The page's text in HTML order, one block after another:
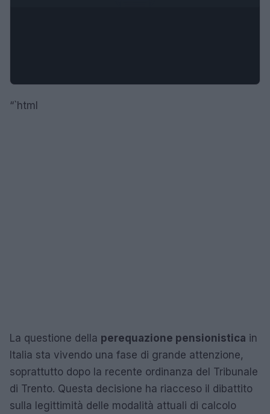
“`html
La questione della perequazione pensionistica in
Italia sta vivendo una fase di grande attenzione,
soprattutto dopo la recente ordinanza del Tribunale
di Trento. Questa decisione ha riacceso il dibattito
sulla legittimità delle modalità attuali di calcolo